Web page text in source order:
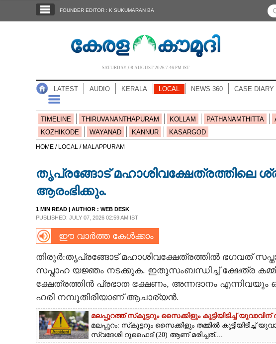
NOTIFIED NEWS
NEWS 360
OPINION
LIFESTYLE
FOUNDER EDITOR : K SUKUMARAN BA
SATURDAY, 08 AUGUST 2026 7.46 PM IST
LATEST AUDIO KERALA LOCAL NEWS 360 CASE DIARY
TIMELINE THIRUVANANTHAPURAM KOLLAM PATHANAMTHITTA
KOZHIKODE
WAYANAD KANNUR KASARGOD
HOME / LOCAL / MALAPPURAM
തൃപ്രങ്ങോട് മഹാശിവക്ഷേത്രത്തിലെ
ആരംഭിക്കും.
1 MIN READ | AUTHOR : WEB DESK
PUBLISHED: JULY 07, 2026 02:59 AM IST
ഈ വാർത്ത കേൾക്കാം
തിരൂർ:തൃപ്രങ്ങോട് മഹാശിവക്ഷേത്രത്തിൽ ഭഗവത്
സപ്താഹ യജ്ഞം നടക്കുക. ഇതുസംബന്ധിച്ച് ക്ഷേത്ര
ക്ഷേത്രത്തിൻ പ്രഭാത ഭക്ഷണം, അന്നദാനം
ഹരി നമ്പൂതിരിയാണ് ആചാര്യൻ.
മലപ്പുറത്ത് സ്‌കൂട്ടറും സൈക്കിളും കൂട്ടിയിടിച്ച്
മലപ്പുറം: സ്‌കൂട്ടറും സൈക്കിളും തമ്മിൽ കൂട്ടിയിടിച്ച്
സ്വദേശി റുഫൈദ് (20) ആണ് മരിച്ചത്....